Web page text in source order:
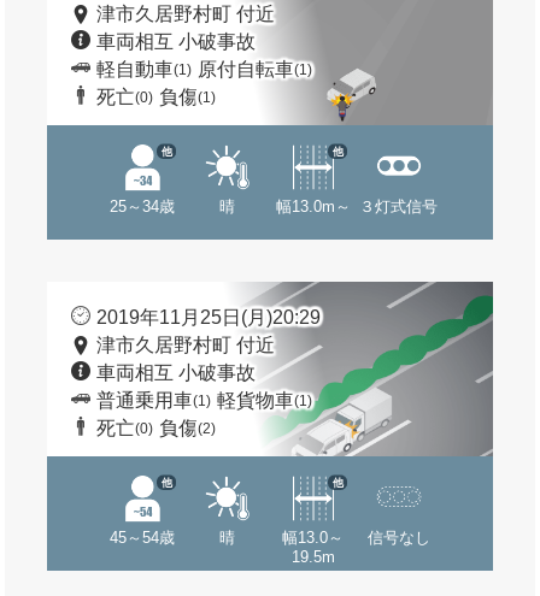
津市久居野村町 付近
車両相互 小破事故
軽自動車(1) 原付自転車(1)
死亡(0) 負傷(1)
25～34歳
他
晴 幅13.0m～
他
３灯式信号
2019年11月25日(月)20:29
津市久居野村町 付近
車両相互 小破事故
普通乗用車(1) 軽貨物車(1)
死亡(0) 負傷(2)
45～54歳
他
晴
幅13.0～
19.5m
他
信号なし